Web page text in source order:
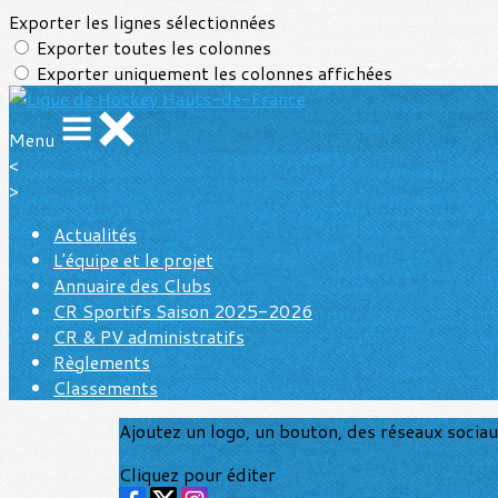
Exporter les lignes sélectionnées
Exporter toutes les colonnes
Exporter uniquement les colonnes affichées
Menu
<
>
Actualités
L'équipe et le projet
Annuaire des Clubs
CR Sportifs Saison 2025-2026
CR & PV administratifs
Règlements
Classements
Ajoutez un logo, un bouton, des réseaux
Cliquez pour éditer